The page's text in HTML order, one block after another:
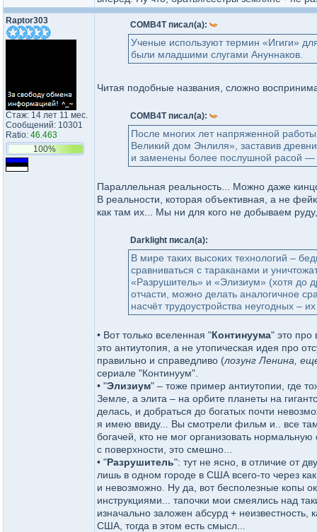
Raptor303
Стаж: 14 лет 11 мес.
Сообщений: 10301
Ratio: 46.463
100%
COMB4T писал(а):
Ученые используют термин «Игиги»
были младшими слугами Ануннаков.
Читая подобные названия, сложно
COMB4T писал(а):
После многих лет напряженной
Великий дом Энлиля», заставив
и заменены более послушной расой
Параллельная реальность... Можно даже
В реальности, которая объективная, а не
как там их... Мы ни для кого не добываем
Darklight писал(а):
В мире таких высоких технологий –
сравниваться с тараканами и
«Разрушитель» и «Элизиум» (хотя до
отчасти, можно делать аналогичное
насчёт трудоустройства неугодных –
• Вот только вселенная "Континуума" это про
это антиутопия, а не утопическая идея про
правильно и справедливо (лозунг Ленина,
сериале "Континуум".
• "Элизиум" – тоже пример антиутопии, где
Земле, а элита – на орбите планеты на
делась, и добраться до богатых почти
я имею ввиду... Вы смотрели фильм и.. все
богачей, кто не мог организовать
с поверхности, это смешно...
• "Разрушитель": тут не ясно, в отличие от
лишь в одном городе в США всего-то через
и невозможно. Ну да, вот бесполезные копы
инструкциями... тапочки мои смеялись над
изначально заложен абсурд +
США, тогда в этом есть смысл...